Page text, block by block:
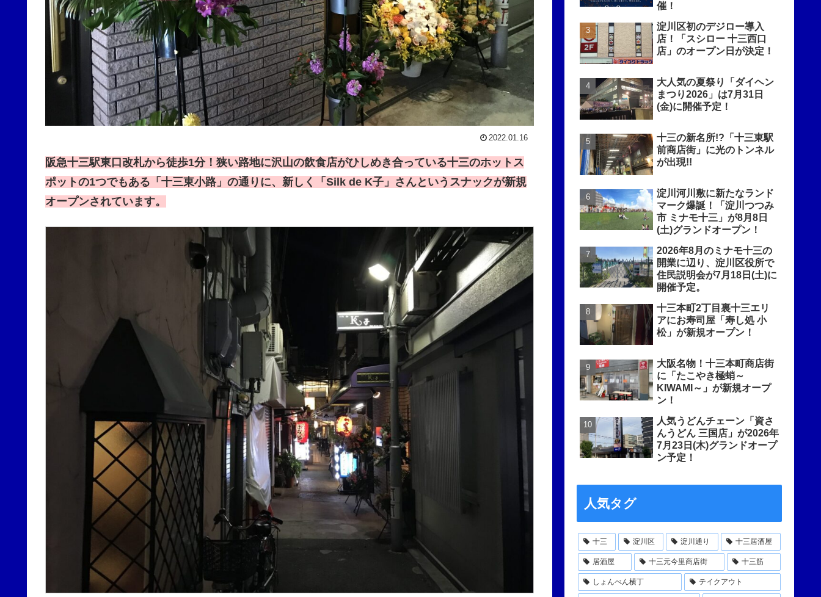
2022.01.16
阪急十三駅東口改札から徒歩1分！狭い路地に沢山の飲食店がひしめき合っている十三のホットス
ポットの1つでもある「十三東小路」の通りに、新しく「Silk de K子」さんというスナックが新規
オープンされています。
催！
淀川区初のデジロー導入
店！「スシロー 十三西口
店」のオープン日が決定！
大人気の夏祭り「ダイヘン
まつり2026」は7月31日
(金)に開催予定！
十三の新名所!?「十三東駅
前商店街」に光のトンネル
が出現!!
淀川河川敷に新たなランド
マーク爆誕！「淀川つつみ
市 ミナモ十三」が8月8日
(土)グランドオープン！
2026年8月のミナモ十三の
開業に辺り、淀川区役所で
住民説明会が7月18日(土)に
開催予定。
十三本町2丁目裏十三エリ
アにお寿司屋「寿し処 小
松」が新規オープン！
大阪名物！十三本町商店街
に「たこやき極蛸～
KIWAMI～」が新規オープ
ン！
人気うどんチェーン「資さ
んうどん 三国店」が2026年
7月23日(木)グランドオープ
ン予定！
人気タグ
十三 淀川区 淀川通り 十三居酒屋
居酒屋 十三元今里商店街 十三筋
しょんべん横丁 テイクアウト